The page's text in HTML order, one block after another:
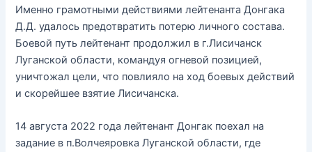
Именно грамотными действиями лейтенанта Донгака
Д.Д. удалось предотвратить потерю личного состава.
Боевой путь лейтенант продолжил в г.Лисичанск
Луганской области, командуя огневой позицией,
уничтожал цели, что повлияло на ход боевых действий
и скорейшее взятие Лисичанска.
14 августа 2022 года лейтенант Донгак поехал на
задание в п.Волчеяровка Луганской области, где